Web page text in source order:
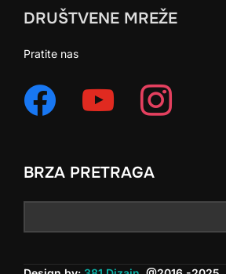
DRUŠTVENE MREŽE
Pratite nas
BRZA PRETRAGA